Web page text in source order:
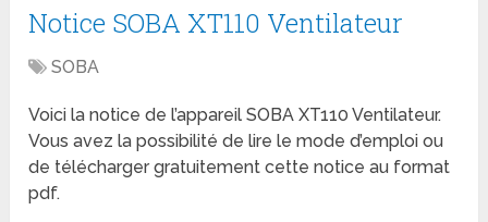
Notice SOBA XT110 Ventilateur
SOBA
Voici la notice de l’appareil SOBA XT110 Ventilateur.
Vous avez la possibilité de lire le mode d’emploi ou
de télécharger gratuitement cette notice au format
pdf.